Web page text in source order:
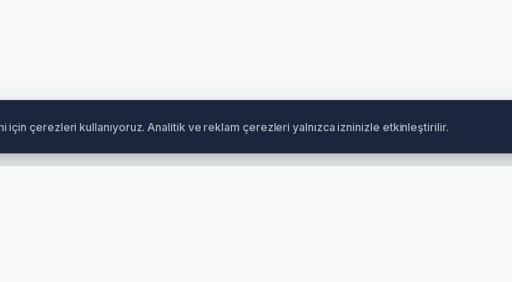
için çerezleri kullanıyoruz. Analitik ve reklam çerezleri yalnızca izninizle etkinleştirilir.